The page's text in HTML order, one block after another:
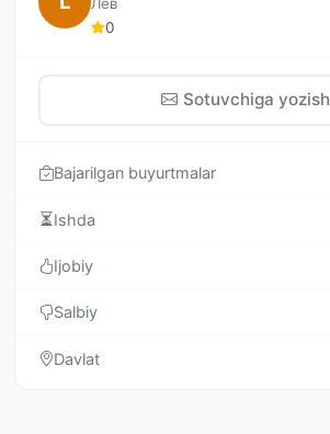
0
Sotuvchiga yozish
Bajarilgan buyurtmalar
Ishda
Ijobiy
Salbiy
Davlat